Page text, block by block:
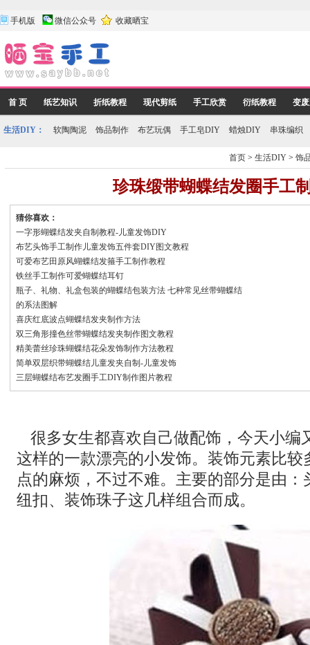
手机版 微信公众号 收藏晒宝
首 页 纸艺知识 折纸教程 现代剪纸 手工欣赏 衍纸教程 变
生活DIY： 软陶陶泥 饰品制作 布艺玩偶 手工皂DIY 蜡烛DIY 串珠编织
首页 >生活DIY >饰
珍珠缎带蝴蝶结发圈手工
猜你喜欢：
一字形蝴蝶结发夹自制教程-儿童发饰DIY
布艺头饰手工制作儿童发饰五件套DIY图文教程
可爱布艺田原风蝴蝶结发箍手工制作教程
铁丝手工制作可爱蝴蝶结耳钉
瓶子、礼物、礼盒包装的蝴蝶结包装方法 七种常见丝带蝴蝶结
的系法图解
喜庆红底波点蝴蝶结发夹制作方法
双三角形撞色丝带蝴蝶结发夹制作图文教程
精美蕾丝珍珠蝴蝶结花朵发饰制作方法教程
简单双层织带蝴蝶结儿童发夹自制-儿童发饰
三层蝴蝶结布艺发圈手工DIY制作图片教程
很多女生都喜欢自己做配饰，今天小编
这样的一款漂亮的小发饰。装饰元素比较
点的麻烦，不过不难。主要的部分是由：
纽扣、装饰珠子这几样组合而成。